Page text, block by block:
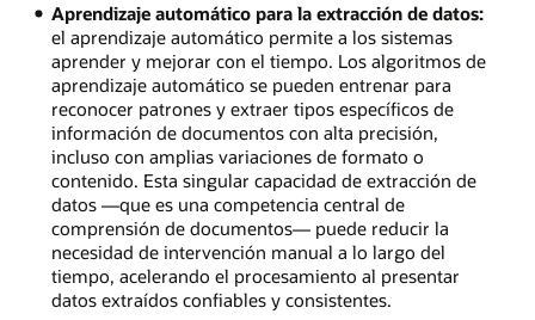
Aprendizaje automático para la extracción de datos:
el aprendizaje automático permite a los sistemas
aprender y mejorar con el tiempo. Los algoritmos de
aprendizaje automático se pueden entrenar para
reconocer patrones y extraer tipos específicos de
información de documentos con alta precisión,
incluso con amplias variaciones de formato o
contenido. Esta singular capacidad de extracción de
datos —que es una competencia central de
comprensión de documentos— puede reducir la
necesidad de intervención manual a lo largo del
tiempo, acelerando el procesamiento al presentar
datos extraídos confiables y consistentes.